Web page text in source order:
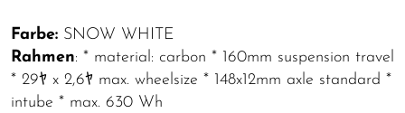
Farbe: SNOW WHITE
Rahmen: * material: carbon * 160mm suspension travel
* 29ﾔ x 2,6ﾔ max. wheelsize * 148x12mm axle standard *
intube * max. 630 Wh